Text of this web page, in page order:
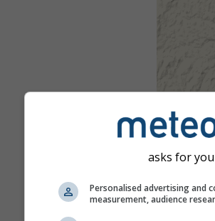
asks for
Personalised advertising and
measurement, audience